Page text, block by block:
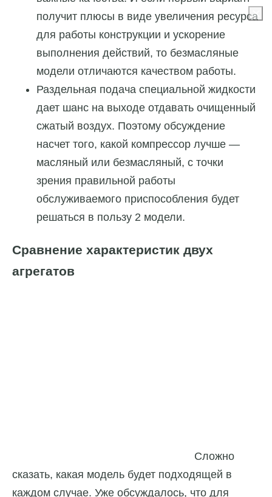
получит плюсы в виде увеличения ресурса
для работы конструкции и ускорение
выполнения действий, то безмасляные
модели отличаются качеством работы.
Раздельная подача специальной жидкости
дает шанс на выходе отдавать очищенный
сжатый воздух. Поэтому обсуждение
насчет того, какой компрессор лучше —
масляный или безмасляный, с точки
зрения правильной работы
обслуживаемого приспособления будет
решаться в пользу 2 модели.
Сравнение характеристик двух
агрегатов
Сложно
сказать, какая модель будет подходящей в
каждом случае. Уже обсуждалось, что для